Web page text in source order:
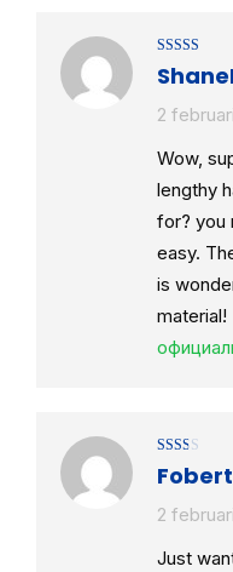
Gewaardeerd
4uit 5
2
Wow,
lengthy
for? you
easy.
is
material!
Gewaardeerd
2 uit
2
Just